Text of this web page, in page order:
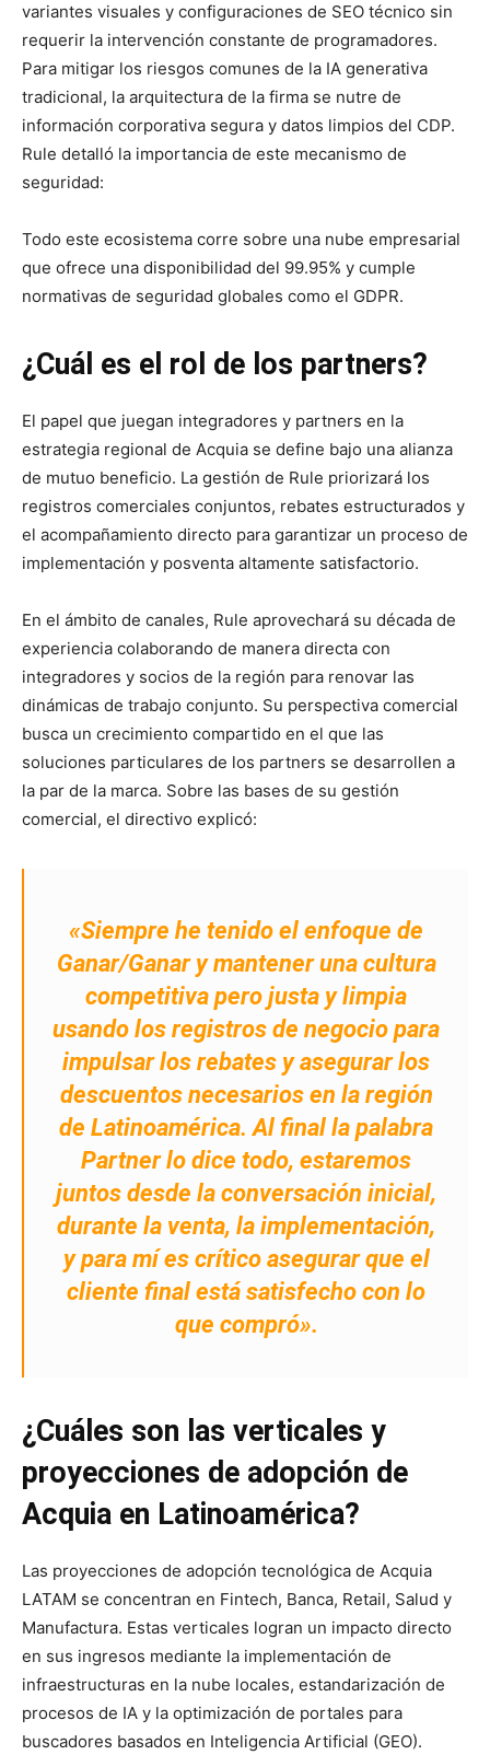
variantes visuales y configuraciones de SEO técnico sin
requerir la intervención constante de programadores.
Para mitigar los riesgos comunes de la IA generativa
tradicional, la arquitectura de la firma se nutre de
información corporativa segura y datos limpios del CDP.
Rule detalló la importancia de este mecanismo de
seguridad:
Todo este ecosistema corre sobre una nube empresarial
que ofrece una disponibilidad del 99.95% y cumple
normativas de seguridad globales como el GDPR.
¿Cuál es el rol de los partners?
El papel que juegan integradores y partners en la
estrategia regional de Acquia se define bajo una alianza
de mutuo beneficio. La gestión de Rule priorizará los
registros comerciales conjuntos, rebates estructurados y
el acompañamiento directo para garantizar un proceso de
implementación y posventa altamente satisfactorio.
En el ámbito de canales, Rule aprovechará su década de
experiencia colaborando de manera directa con
integradores y socios de la región para renovar las
dinámicas de trabajo conjunto. Su perspectiva comercial
busca un crecimiento compartido en el que las
soluciones particulares de los partners se desarrollen a
la par de la marca. Sobre las bases de su gestión
comercial, el directivo explicó:
«Siempre he tenido el enfoque de
Ganar/Ganar y mantener una cultura
competitiva pero justa y limpia
usando los registros de negocio para
impulsar los rebates y asegurar los
descuentos necesarios en la región
de Latinoamérica. Al final la palabra
Partner lo dice todo, estaremos
juntos desde la conversación inicial,
durante la venta, la implementación,
y para mí es crítico asegurar que el
cliente final está satisfecho con lo
que compró».
¿Cuáles son las verticales y
proyecciones de adopción de
Acquia en Latinoamérica?
Las proyecciones de adopción tecnológica de Acquia
LATAM se concentran en Fintech, Banca, Retail, Salud y
Manufactura. Estas verticales logran un impacto directo
en sus ingresos mediante la implementación de
infraestructuras en la nube locales, estandarización de
procesos de IA y la optimización de portales para
buscadores basados en Inteligencia Artificial (GEO).